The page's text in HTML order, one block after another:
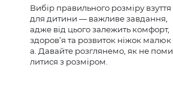
Вибір правильного розміру взуття
для дитини — важливе завдання,
адже від цього залежить комфорт,
здоров’я та розвиток ніжок малюк
а. Давайте розглянемо, як не поми
литися з розміром.